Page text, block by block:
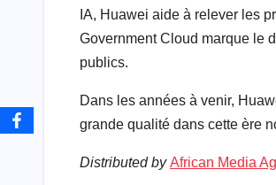
IA, Huawei aide à relever les
Government Cloud marque le
publics.
Dans les années à venir,
grande qualité dans cette ère
Distributed by African Media